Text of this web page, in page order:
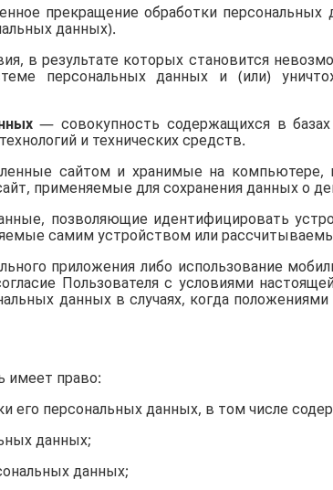
прекращение обработки персональных
данных).
в результате которых становится
персональных данных и (или)
— совокупность содержащихся в
и технических средств.
сайтом и хранимые на компьютере,
применяемые для сохранения данных о
позволяющие идентифицировать
самим устройством или
приложения либо использование
Пользователя с условиями
данных в случаях, когда
имеет право:
его персональных данных, в том числе
данных;
данных;